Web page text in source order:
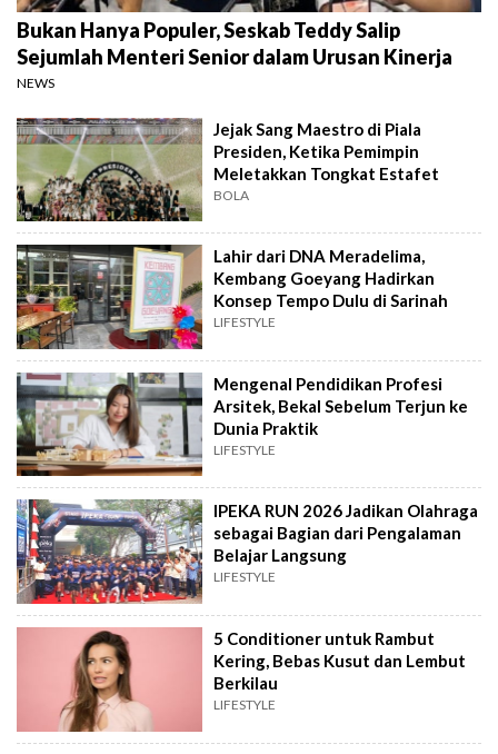
Bukan Hanya Populer, Seskab Teddy Salip
Sejumlah Menteri Senior dalam Urusan Kinerja
NEWS
Jejak Sang Maestro di Piala
Presiden, Ketika Pemimpin
Meletakkan Tongkat Estafet
BOLA
Lahir dari DNA Meradelima,
Kembang Goeyang Hadirkan
Konsep Tempo Dulu di Sarinah
LIFESTYLE
Mengenal Pendidikan Profesi
Arsitek, Bekal Sebelum Terjun ke
Dunia Praktik
LIFESTYLE
IPEKA RUN 2026 Jadikan Olahraga
sebagai Bagian dari Pengalaman
Belajar Langsung
LIFESTYLE
5 Conditioner untuk Rambut
Kering, Bebas Kusut dan Lembut
Berkilau
LIFESTYLE